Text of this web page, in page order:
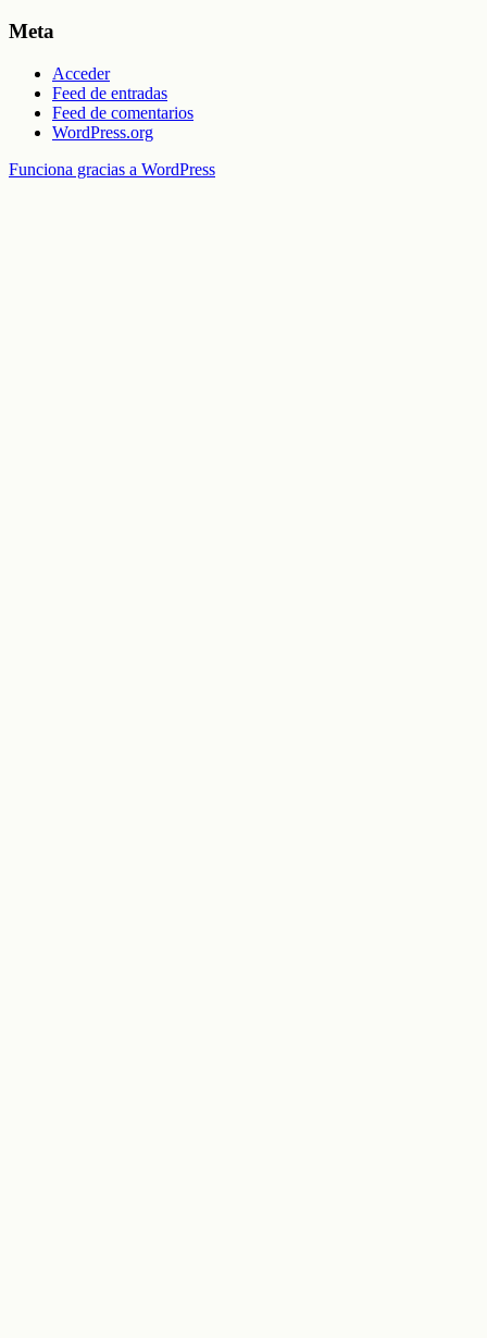
Meta
Acceder
Feed de entradas
Feed de comentarios
WordPress.org
Funciona gracias a WordPress